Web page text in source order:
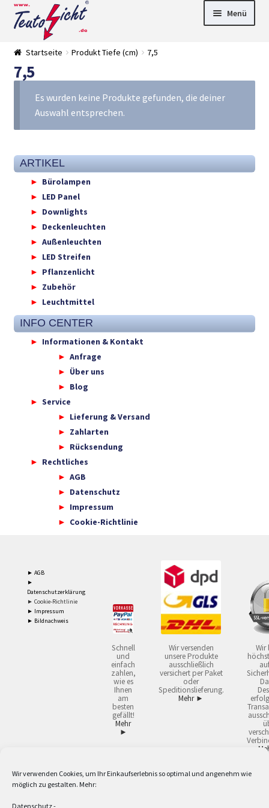
Wir verwenden Cookies, um Ihr Einkaufserlebnis so optimal und angenehm wie
möglich zu gestalten. Mehr:
Datenschutz-
Zur
Navigation
springen
Springe
zum
Menü
t
Downlights
►
Deckenleuch
►
►
Versandarten
► Zahlarten
Startseite Produkt Tiefe (cm) 7,5
7,5
Es wurden keine Produkte gefunden, die deiner
Auswahl entsprechen.
ARTIKEL
Bürolampen
LED Panel
Downlights
Deckenleuchten
Außenleuchten
LED Streifen
Pflanzenlicht
Zubehör
Leuchtmittel
INFO CENTER
Informationen & Kontakt
Anfrage
Über uns
Blog
Service
Lieferung & Versand
Zahlarten
Rücksendung
Rechtliches
AGB
Datenschutz
Impressum
Cookie-Richtlinie
► AGB
►
Datenschutzerklärung
► Cookie-Richtlinie
► Impressum
► Bildnachweis
Schnell
und
einfach
zahlen,
wie es
Ihnen
am
besten
gefällt!
Mehr
►
Wir versenden
unsere Produkte
ausschließlich
versichert per Paket
oder
Speditionslieferung.
Mehr ►
Wir
2 Lieferzeiten gelten mit Express-24.
Versandkostenfrei ab 59,90 € Nettowarenwert. Inseln ausgenommen. Unsere